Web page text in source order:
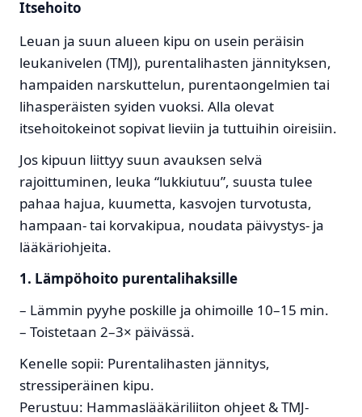
Itsehoito
Leuan ja suun alueen kipu on usein peräisin
leukanivelen (TMJ), purentalihasten jännityksen,
hampaiden narskuttelun, purentaongelmien tai
lihasperäisten syiden vuoksi. Alla olevat
itsehoitokeinot sopivat lieviin ja tuttuihin oireisiin.
Jos kipuun liittyy suun avauksen selvä
rajoittuminen, leuka “lukkiutuu”, suusta tulee
pahaa hajua, kuumetta, kasvojen turvotusta,
hampaan- tai korvakipua, noudata päivystys- ja
lääkäriohjeita.
1. Lämpöhoito purentalihaksille
– Lämmin pyyhe poskille ja ohimoille 10–15 min.
– Toistetaan 2–3× päivässä.
Kenelle sopii: Purentalihasten jännitys,
stressiperäinen kipu.
Perustuu: Hammaslääkäriliiton ohjeet & TMJ-